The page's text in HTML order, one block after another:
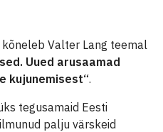
Valter Lang teemal
Uued arusaamad
kujunemisest“.
tegusamaid Eesti
palju värskeid